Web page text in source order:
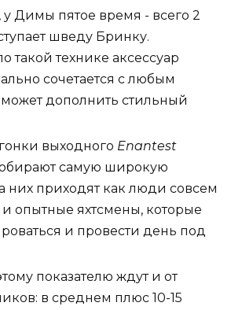
Димы пятое время - всего 2
шведу Бринку.
такой технике аксессуар
сочетается с любым
дополнить стильный
выходного Enantest
самую широкую
них приходят как люди совсем
и опытные яхтсмены, которые
и провести день под
показателю ждут и от
в среднем плюс 10-15